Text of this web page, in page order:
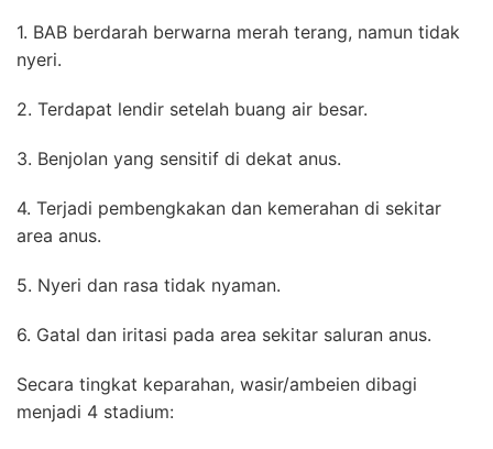
1. BAB berdarah berwarna merah terang, namun tidak
nyeri.
2. Terdapat lendir setelah buang air besar.
3. Benjolan yang sensitif di dekat anus.
4. Terjadi pembengkakan dan kemerahan di sekitar
area anus.
5. Nyeri dan rasa tidak nyaman.
6. Gatal dan iritasi pada area sekitar saluran anus.
Secara tingkat keparahan, wasir/ambeien dibagi
menjadi 4 stadium: